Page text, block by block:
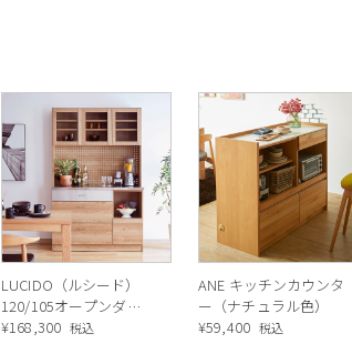
LUCIDO（ルシード）
120/105オープンダイ
ニングボード ナチュラ
¥168,300 税込
ANE キッチンカウンタ
ー（ナチュラル色）
¥59,400 税込